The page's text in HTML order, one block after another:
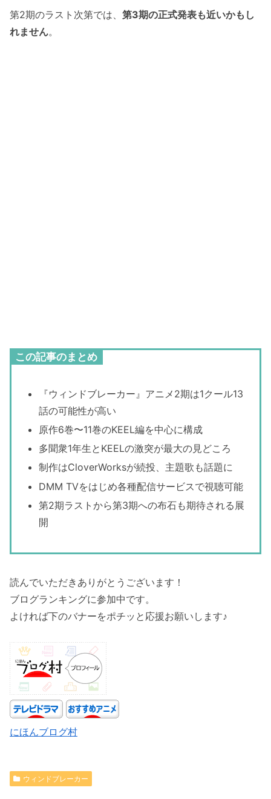
第2期のラスト次第では、 第3期の正式発表も近いかもし
れません。
この記事のまとめ
『ウィンドブレーカー』アニメ2期は1クール13
話の可能性が高い
原作6巻〜11巻のKEEL編を中心に構成
多聞衆1年生とKEELの激突が最大の見どころ
制作はCloverWorksが続投、主題歌も話題に
DMM TVをはじめ各種配信サービスで視聴可能
第2期ラストから第3期への布石も期待される展
開
読んでいただきありがとうございます！
ブログランキングに参加中です。
よければ下のバナーをポチッと応援お願いします♪
にほんブログ村
ウィンドブレーカー